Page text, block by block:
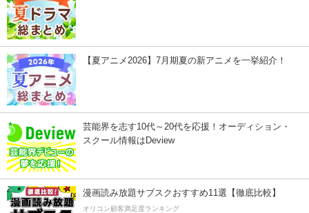
【夏アニメ2026】7月期夏の新アニメを一挙紹介！
芸能界を志す10代～20代を応援！オーディション・
スクール情報はDeview
漫画読み放題サブスクおすすめ11選【徹底比較】
オリコン顧客満足度ランキング